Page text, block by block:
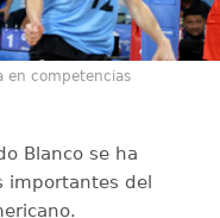
en competencias
Blanco se ha
importantes del